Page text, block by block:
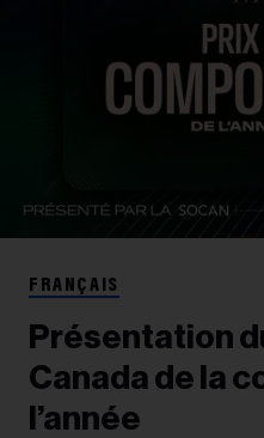
FRANÇAIS
Présentation
Canada de la
l’année